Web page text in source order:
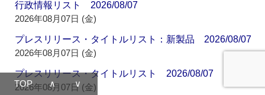
行政情報リスト 2026/08/07
2026年08月07日 (金)
プレスリリース・タイトルリスト：新製品 2026/08/07
2026年08月07日 (金)
プレスリリース・タイトルリスト 2026/08/07
2026年08月07日 (金)
TOP ∧ ∨